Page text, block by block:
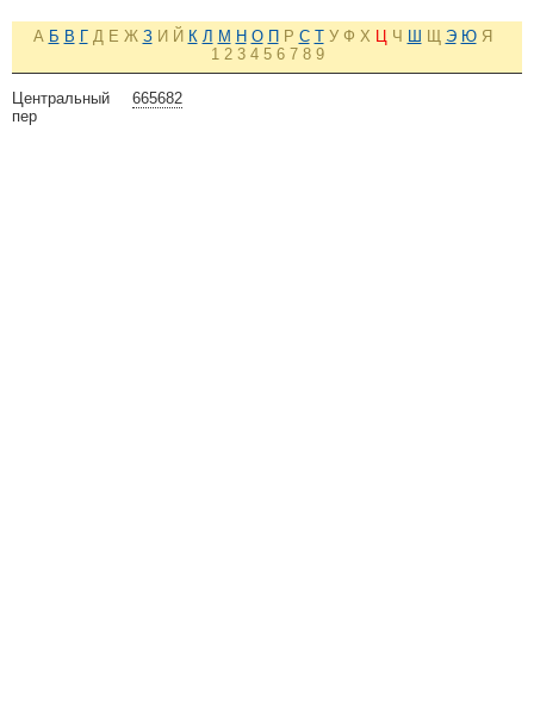
А Б В Г Д Е Ж З И Й К Л М Н О П Р С Т У Ф Х Ц Ч Ш Щ Э Ю Я
1 2 3 4 5 6 7 8 9
665682
Центральный
пер